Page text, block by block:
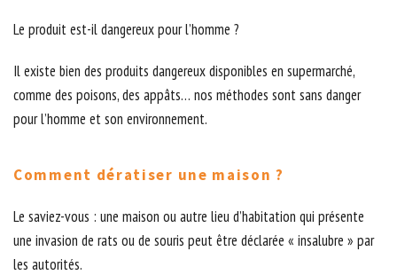
Le produit est-il dangereux pour l’homme ?
Il existe bien des produits dangereux disponibles en supermarché,
comme des poisons, des appâts… nos méthodes sont sans danger
pour l’homme et son environnement.
Comment dératiser une maison ?
Le saviez-vous : une maison ou autre lieu d’habitation qui présente
une invasion de rats ou de souris peut être déclarée « insalubre » par
les autorités.